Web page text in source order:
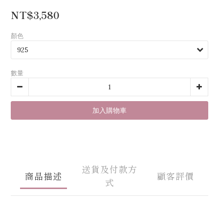
NT$3,580
顏色
數量
加入購物車
商品描述
送貨及付款方
式
顧客評價